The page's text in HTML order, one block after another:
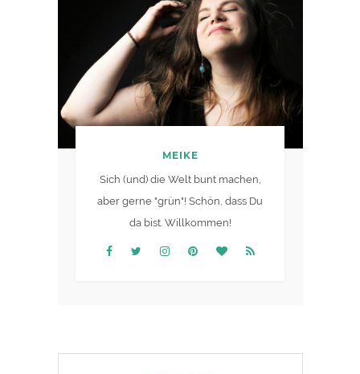
MEIKE
Sich (und) die Welt bunt machen,
aber gerne "grün"! Schön, dass Du
da bist. Willkommen!